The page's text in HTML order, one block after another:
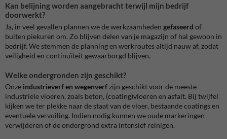
Kan belijning worden aangebracht terwijl mijn bedrijf
doorwerkt?
Ja, in veel gevallen plannen we de werkzaamheden gefaseerd of
buiten piekuren om. Zo blijven delen van je magazijn of hal gewoon in
bedrijf. We stemmen de planning en werkroutes altijd nauw af, zodat
veiligheid en continuïteit gewaarborgd blijven.
Welke ondergronden zijn geschikt?
Onze industrieverf en wegenverfzijn geschikt voor de meeste
industriële vloeren, zoals beton, (coating)vloeren en asfalt. Bij twijfel
kijken we ter plekke naar de staat van de vloer, bestaande coatings en
eventuele vervuiling. Indien nodig kunnen we oude markeringen
verwijderen of de ondergrond extra intensief reinigen.